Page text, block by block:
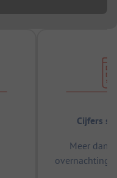
Cijfers
Meer dan